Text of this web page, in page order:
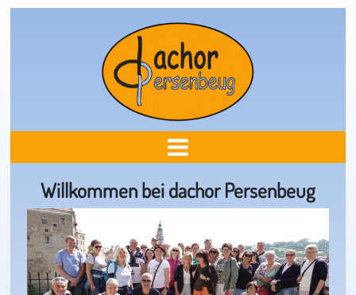
Willkommen bei dachor Persenbeug